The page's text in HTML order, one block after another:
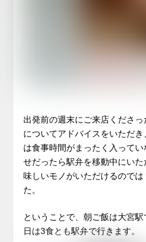
出発前の週末にご来店くださ
についてアドバイスをいただ
は食事時間がまったく入って
せだったら駅弁を移動中にい
味しいモノがいただけるので
た。
ということで、朝ご飯は大宮
日は3食とも駅弁で行きます。